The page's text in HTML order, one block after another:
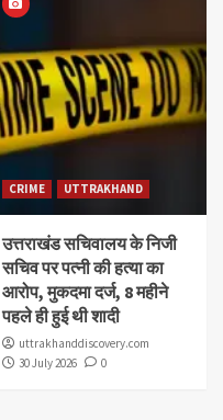
CRIME UTTRAKHAND
उत्तराखंड सचिवालय के निजी
सचिव पर पत्नी की हत्या का
आरोप, मुकदमा दर्ज, 8 महीने
पहले ही हुई थी शादी
uttrakhanddiscovery.com
30 July 2026
0